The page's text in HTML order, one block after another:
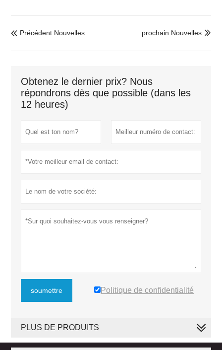
 Précédent Nouvelles 
prochain Nouvelles
Obtenez le dernier prix? Nous
répondrons dès que possible (dans les
12 heures)
soumettre Politique de confidentialité
PLUS DE PRODUITS